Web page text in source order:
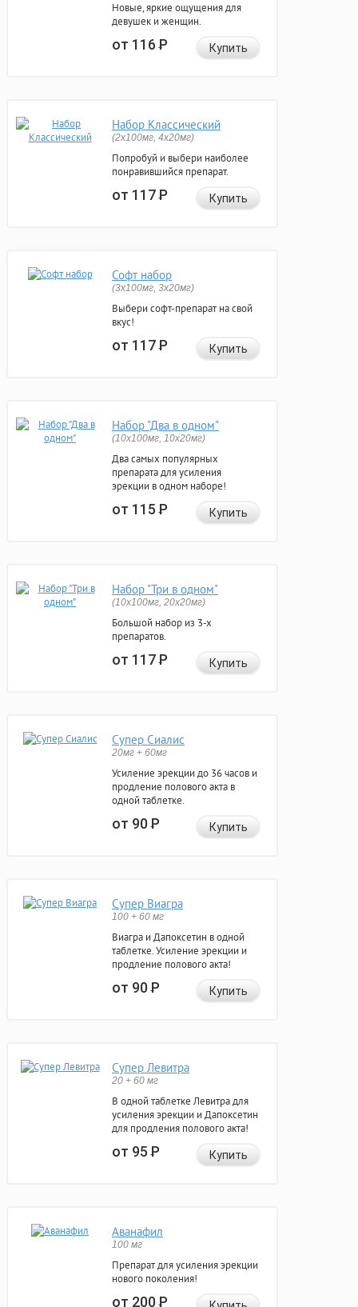
Новые, яркие ощущения для
девушек и женщин.
от 116Р Купить
Набор Классический
(2x100мг, 4x20мг)
Попробуй и выбери наиболее
понравившийся препарат.
от 117Р Купить
Софт набор
(3x100мг, 3x20мг)
Выбери софт-препарат на свой
вкус!
от 117Р Купить
Набор "Два в одном"
(10x100мг, 10x20мг)
Два самых популярных
препарата для усиления
эрекции в одном наборе!
от 115Р Купить
Набор "Три в одном"
(10x100мг, 20x20мг)
Большой набор из 3-х
препаратов.
от 117Р Купить
Супер Сиалис
20мг + 60мг
Усиление эрекции до 36 часов и
продление полового акта в
одной таблетке.
от 90Р Купить
Супер Виагра
100 + 60 мг
Виагра и Дапоксетин в одной
таблетке. Усиление эрекции и
продление полового акта!
от 90Р Купить
Супер Левитра
20 + 60 мг
В одной таблетке Левитра для
усиления эрекции и Дапоксетин
для продления полового акта!
от 95Р Купить
Аванафил
100 мг
Препарат для усиления эрекции
нового поколения!
от 200Р